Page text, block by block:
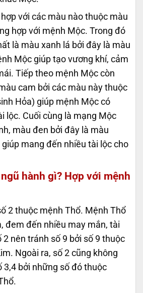
với các màu nào thuộc màu
hợp với mệnh Mộc. Trong đó
là màu xanh lá bởi đây là màu
Mộc giúp tạo vương khí, cảm
Tiếp theo mệnh Mộc còn
cam bởi các màu này thuộc
Hỏa) giúp mệnh Mộc có
lộc. Cuối cùng là mạng Mộc
màu đen bởi đây là màu
mang đến nhiều tài lộc cho
hành gì? Hợp với mệnh
2 thuộc mệnh Thổ. Mệnh Thổ
đem đến nhiều may mắn, tài
2 nên tránh số 9 bởi số 9 thuộc
Ngoài ra, số 2 cũng không
3,4 bởi những số đó thuộc